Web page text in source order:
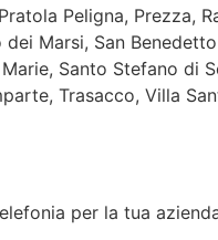
Peligna, Prezza,
Marsi, San
Santo Stefano di
Trasacco, Villa
per la tua